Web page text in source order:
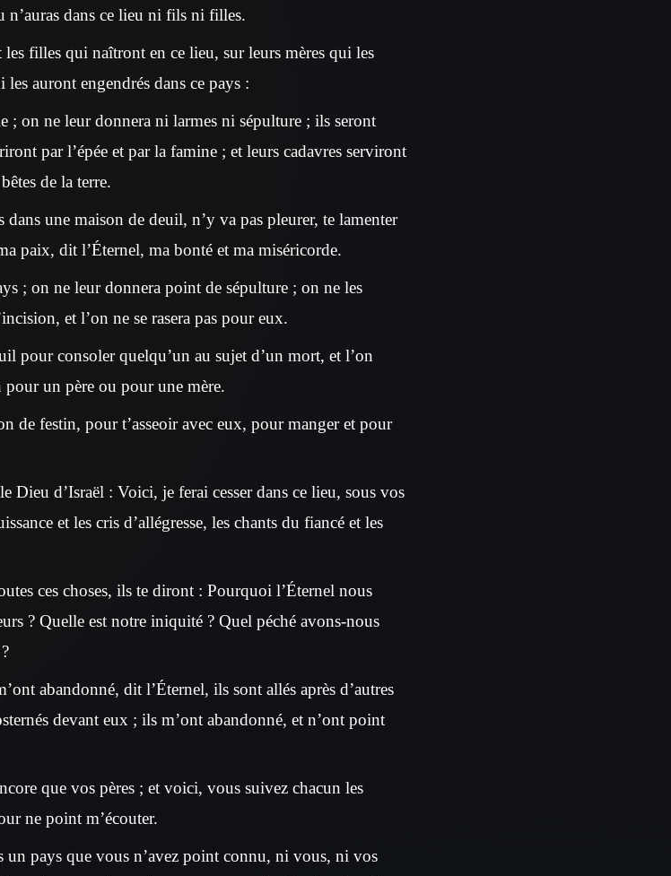
n’auras dans ce lieu ni fils ni filles.
filles qui naîtront en ce lieu, sur leurs mères qui les
auront engendrés dans ce pays :
; on ne leur donnera ni larmes ni sépulture ; ils seront
par l’épée et par la famine ; et leurs cadavres serviront
de la terre.
dans une maison de deuil, n’y va pas pleurer, te lamenter
paix, dit l’Éternel, ma bonté et ma miséricorde.
; on ne leur donnera point de sépulture ; on ne les
et l’on ne se rasera pas pour eux.
pour consoler quelqu’un au sujet d’un mort, et l’on
un père ou pour une mère.
de festin, pour t’asseoir avec eux, pour manger et pour
Dieu d’Israël : Voici, je ferai cesser dans ce lieu, sous vos
et les cris d’allégresse, les chants du fiancé et les
ces choses, ils te diront : Pourquoi l’Éternel nous
? Quelle est notre iniquité ? Quel péché avons-nous
abandonné, dit l’Éternel, ils sont allés après d’autres
devant eux ; ils m’ont abandonné, et n’ont point
que vos pères ; et voici, vous suivez chacun les
ne point m’écouter.
un pays que vous n’avez point connu, ni vous, ni vos